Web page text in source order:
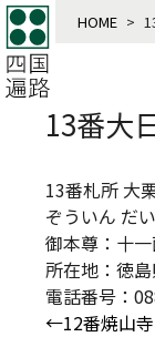
HOME >
13番大
13番札所 大
ぞういん だ
御本尊：十
所在地：徳
電話番号：
←12番焼山寺